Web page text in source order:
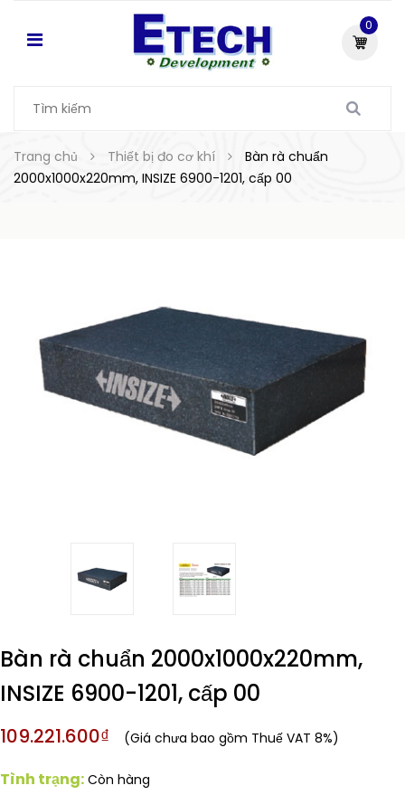
0
Trang chủ Thiết bị đo cơ khí
Bàn rà chuẩn
2000x1000x220mm, INSIZE 6900-1201, cấp 00
Bàn rà chuẩn 2000x1000x220mm,
INSIZE 6900-1201, cấp 00
109.221.600₫ (Giá chưa bao gồm Thuế VAT 8%)
Tình trạng: Còn hàng